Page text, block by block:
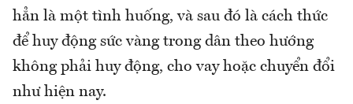
hẳn là một tình huống, và sau đó là cách thức
để huy động sức vàng trong dân theo hướng
không phải huy động, cho vay hoặc chuyển đổi
như hiện nay.